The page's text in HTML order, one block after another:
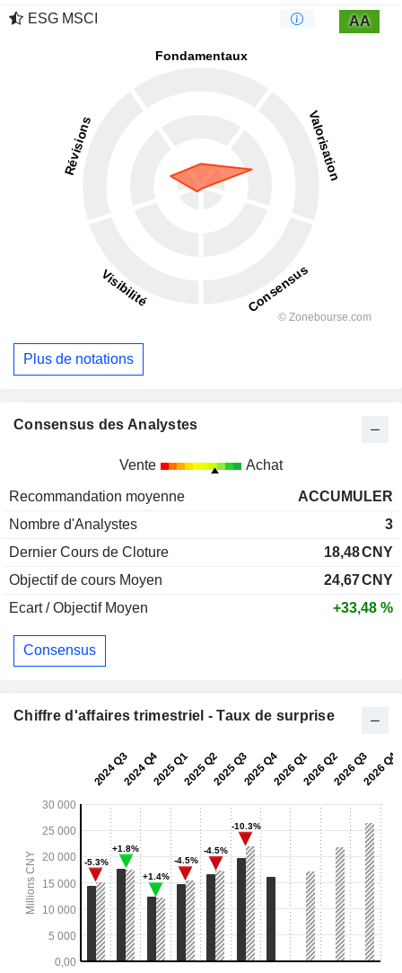
ESG MSCI
AA
Plus de notations
Consensus des Analystes
Vente Achat
Recommandation moyenne
ACCUMULER
Nombre d'Analystes
3
Dernier Cours de Cloture
18,48CNY
Objectif de cours Moyen
24,67CNY
Ecart / Objectif Moyen
+33,48 %
Consensus
Chiffre d'affaires trimestriel - Taux de surprise